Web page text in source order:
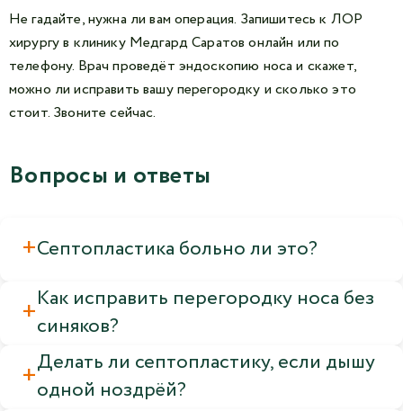
Не гадайте, нужна ли вам операция. Запишитесь к ЛОР
хирургу в клинику Медгард Саратов онлайн или по
телефону. Врач проведёт эндоскопию носа и скажет,
можно ли исправить вашу перегородку и сколько это
стоит. Звоните сейчас.
Вопросы и ответы
Септопластика больно ли это?
Как исправить перегородку носа без
синяков?
Делать ли септопластику, если дышу
одной ноздрёй?